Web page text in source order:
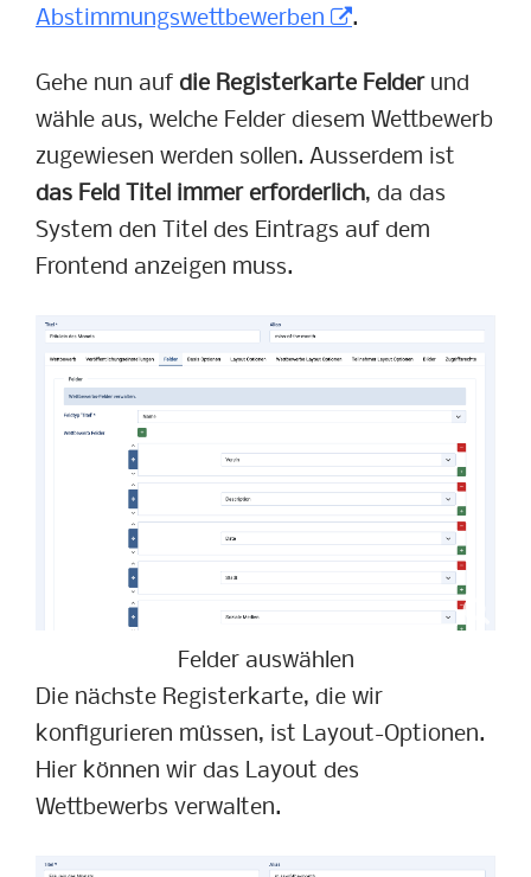
Abstimmungswettbewerben .
Gehe nun auf die Registerkarte Felderund
wähle aus, welche Felder diesem Wettbewerb
zugewiesen werden sollen. Ausserdem ist
das Feld Titel immer erforderlich, da das
System den Titel des Eintrags auf dem
Frontend anzeigen muss.
Felder auswählen
Die nächste Registerkarte, die wir
konfigurieren müssen, ist Layout-Optionen.
Hier können wir das Layout des
Wettbewerbs verwalten.